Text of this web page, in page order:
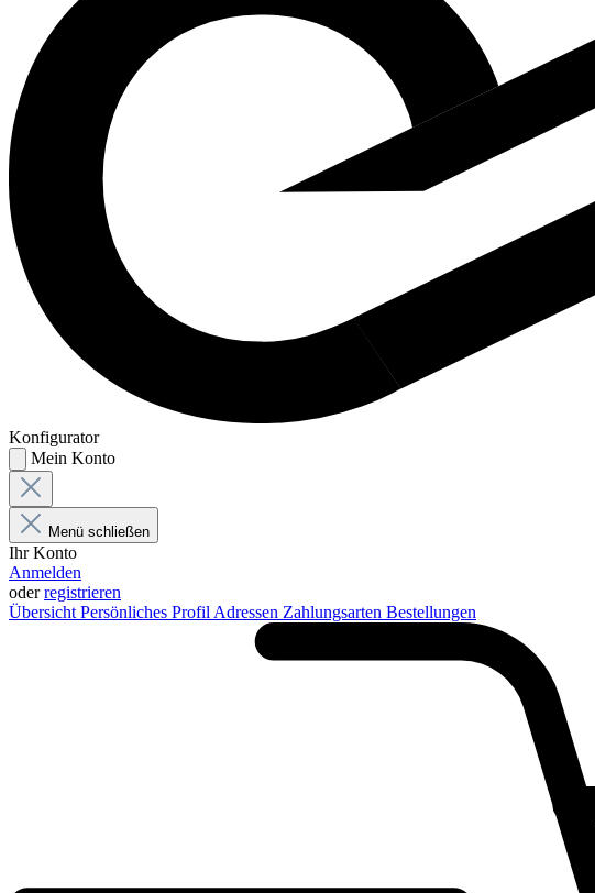
Konfigurator
Mein Konto
Menü schließen
Ihr Konto
Anmelden
oderregistrieren
Übersicht Persönliches Profil Adressen Zahlungsarten Bestellungen